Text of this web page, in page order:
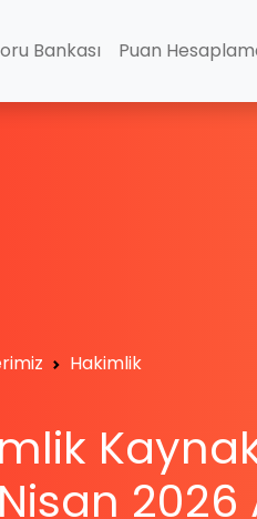
Bankası Puan
Hakimlik
2026